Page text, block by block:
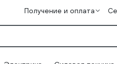
Получение и оплата